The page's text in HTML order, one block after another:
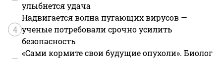
улыбнется удача
4
Надвигается волна пугающих вирусов —
ученые потребовали срочно усилить
безопасность
«Сами кормите свои будущие опухоли». Биолог